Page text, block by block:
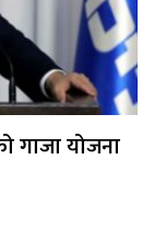
गाजा योजना